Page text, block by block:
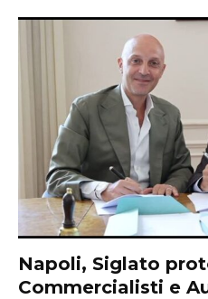
Napoli, Siglato
Commercialisti e